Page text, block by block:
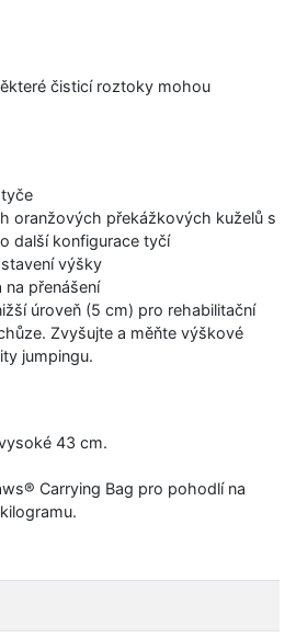
čisticí roztoky mohou
oranžových překážkových kuželů s
další konfigurace tyčí
výšky
na přenášení
úroveň (5 cm) pro rehabilitační
Zvyšujte a měňte výškové
jumpingu.
43 cm.
Carrying Bag pro pohodlí na